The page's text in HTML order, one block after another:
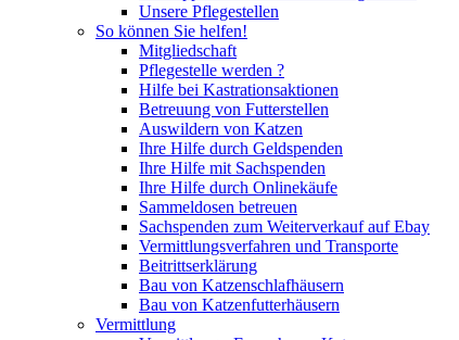
Unsere Pflegestellen
So können Sie helfen!
Mitgliedschaft
Pflegestelle werden ?
Hilfe bei Kastrationsaktionen
Betreuung von Futterstellen
Auswildern von Katzen
Ihre Hilfe durch Geldspenden
Ihre Hilfe mit Sachspenden
Ihre Hilfe durch Onlinekäufe
Sammeldosen betreuen
Sachspenden zum Weiterverkauf auf Ebay
Vermittlungsverfahren und Transporte
Beitrittserklärung
Bau von Katzenschlafhäusern
Bau von Katzenfutterhäusern
Vermittlung